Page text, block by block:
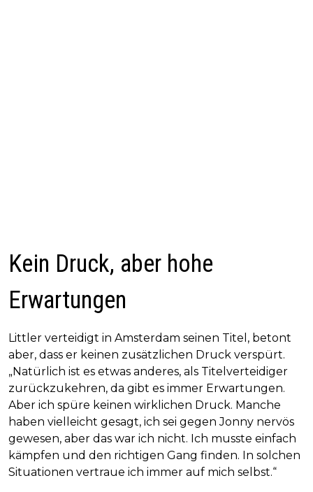
Kein Druck, aber hohe
Erwartungen
Littler verteidigt in Amsterdam seinen Titel, betont
aber, dass er keinen zusätzlichen Druck verspürt.
„Natürlich ist es etwas anderes, als Titelverteidiger
zurückzukehren, da gibt es immer Erwartungen.
Aber ich spüre keinen wirklichen Druck. Manche
haben vielleicht gesagt, ich sei gegen Jonny nervös
gewesen, aber das war ich nicht. Ich musste einfach
kämpfen und den richtigen Gang finden. In solchen
Situationen vertraue ich immer auf mich selbst.“